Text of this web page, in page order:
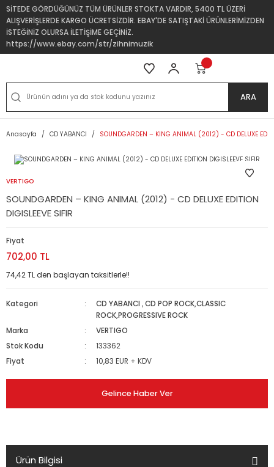
SİTEDE GÖRDÜĞÜNÜZ TÜM ÜRÜNLER STOKTA VARDIR, 5400 TL ÜZERİ
ALIŞVERİŞLERDE KARGO ÜCRETSİZDİR. EBAY'DE SATIŞTAKİ ÜRÜNLERİMİZDEN
İSTEĞİNİZ OLURSA İLETİŞİME GEÇİNİZ.
https://www.ebay.com/str/zihnimuzik
ARA
Anasayfa CD YABANCI SOUNDGARDEN – KING ANIMAL (2012) - CD DELUXE
VERTIGO
SOUNDGARDEN – KING ANIMAL (2012) - CD DELUXE EDITION
DIGISLEEVE SIFIR
Fiyat
702,00 TL
74,42 TL den başlayan taksitlerle!!
Kategori CD YABANCI ,CD POP ROCK,CLASSIC
ROCK,PROGRESSIVE ROCK
Marka
VERTIGO
Stok Kodu
133362
Fiyat
10,83 EUR + KDV
Gelince Haber Ver
Ürün Bilgisi